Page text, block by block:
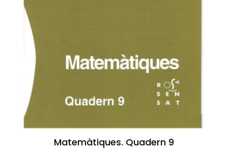
Matemàtiques. Quadern 9